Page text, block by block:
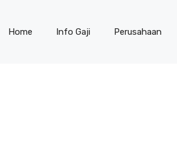
Home Info Gaji Perusahaan